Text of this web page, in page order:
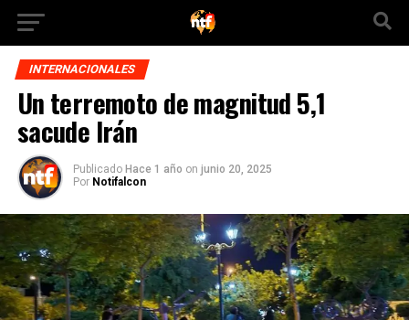
INTERNACIONALES
Un terremoto de magnitud 5,1
sacude Irán
Publicado Hace 1 año on junio 20, 2025
Por Notifalcon